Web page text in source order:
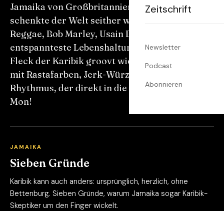
Zeitschrift
Newsletter
Podcast
Abonnieren
Jamaika von Großbritannien unabhängig und
schenkte der Welt seither weit mehr als Sonne:
Reggae, Bob Marley, Usain Bolt und die
entspannteste Lebenshaltung überhaupt. Kein
Fleck der Karibik groovt wie dieser. Wir feiern
mit Rastafarben, Jerk-Würze und einem
Rhythmus, der direkt in die Hüften geht. Irie,
Mon!
JAMAIKA
Sieben Gründe
Karibik kann auch anders: ursprünglich, herzlich, ohne
Bettenburg. Sieben Gründe, warum Jamaika sogar Karibik-
Skeptiker um den Finger wickelt.